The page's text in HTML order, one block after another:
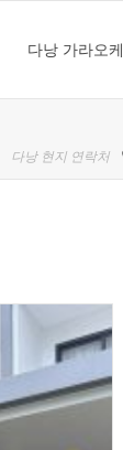
다낭 가라오케
다낭 현지 연락처